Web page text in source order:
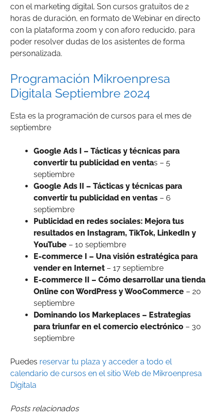
con el marketing digital. Son cursos gratuitos de 2
horas de duración, en formato de Webinar en directo
con la plataforma zoom y con aforo reducido, para
poder resolver dudas de los asistentes de forma
personalizada.
Programación Mikroenpresa
Digitala Septiembre 2024
Esta es la programación de cursos para el mes de
septiembre
Google Ads I – Tácticas y técnicas para
convertir tu publicidad en ventas – 5
septiembre
Google Ads II – Tácticas y técnicas para
convertir tu publicidad en ventas – 6
septiembre
Publicidad en redes sociales: Mejora tus
resultados en Instagram, TikTok, LinkedIn y
YouTube – 10 septiembre
E-commerce I – Una visión estratégica para
vender en Internet – 17 septiembre
E-commerce II – Cómo desarrollar una tienda
Online con WordPress y WooCommerce – 20
septiembre
Dominando los Markeplaces – Estrategias
para triunfar en el comercio electrónico – 30
septiembre
Puedes reservar tu plaza y acceder a todo el
calendario de cursos en el sitio Web de Mikroenpresa
Digitala
Posts relacionados